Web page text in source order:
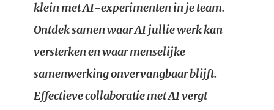
klein met AI-experimenten in je team.
Ontdek samen waar AI jullie werk kan
versterken en waar menselijke
samenwerking onvervangbaar blijft.
Effectieve collaboratie met AI vergt